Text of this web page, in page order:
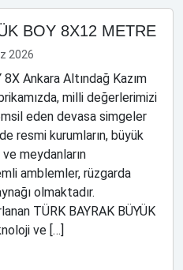
BOY 8X12 METRE
2026
8X Ankara Altındağ Kazım
milli değerlerimizi
eden devasa simgeler
resmi kurumların, büyük
meydanların
amblemler, rüzgarda
olmaktadır.
TÜRK BAYRAK BÜYÜK
ve […]